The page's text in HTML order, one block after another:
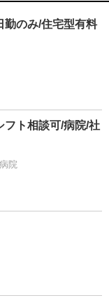
勤のみ/住宅型有料
フト相談可/病院/社
院